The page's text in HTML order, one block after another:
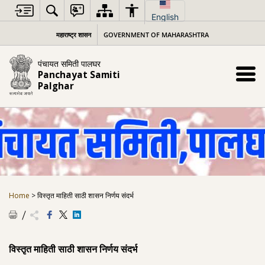
content
English
महाराष्ट्र शासन GOVERNMENT OF MAHARASHTRA
पंचायत समिती पालघर
Panchayat Samiti
Palghar
Home >विस्तृत माहिती साठी शासन निर्णय संदर्भ
विस्तृत माहिती साठी शासन निर्णय संदर्भ